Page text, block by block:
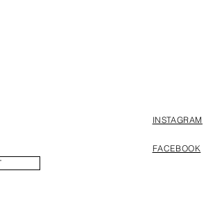
INSTAGRAM
FACEBOOK